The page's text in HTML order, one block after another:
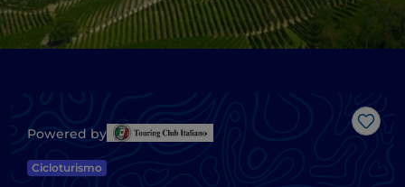
Me
Powered by
Cicloturismo